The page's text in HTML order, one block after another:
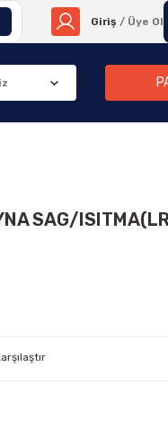
Giriş / Üye Ol
SAG/